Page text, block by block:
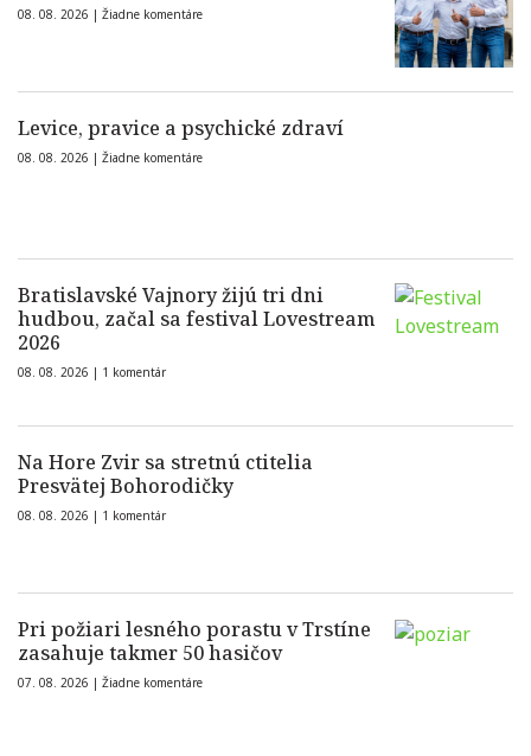
08. 08. 2026 | Žiadne komentáre
Levice, pravice a psychické zdraví
08. 08. 2026 | Žiadne komentáre
Bratislavské Vajnory žijú tri dni
hudbou, začal sa festival Lovestream
2026
08. 08. 2026 | 1 komentár
Na Hore Zvir sa stretnú ctitelia
Presvätej Bohorodičky
08. 08. 2026 | 1 komentár
Pri požiari lesného porastu v Trstíne
zasahuje takmer 50 hasičov
07. 08. 2026 | Žiadne komentáre